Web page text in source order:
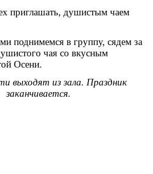
приглашать, душистым чаем
поднимемся в группу, сядем за
чая со вкусным
Осени.
выходят из зала. Праздник
заканчивается.